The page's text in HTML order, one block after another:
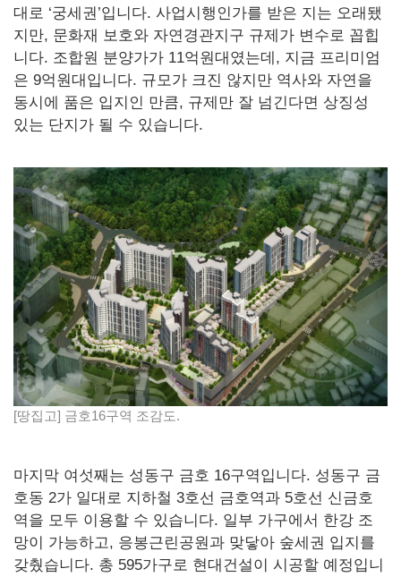
대로 ‘궁세권’입니다. 사업시행인가를 받은 지는 오래됐
지만, 문화재 보호와 자연경관지구 규제가 변수로 꼽힙
니다. 조합원 분양가가 11억원대였는데, 지금 프리미엄
은 9억원대입니다. 규모가 크진 않지만 역사와 자연을
동시에 품은 입지인 만큼, 규제만 잘 넘긴다면 상징성
있는 단지가 될 수 있습니다.
[땅집고] 금호16구역 조감도.
마지막 여섯째는 성동구 금호 16구역입니다. 성동구 금
호동 2가 일대로 지하철 3호선 금호역과 5호선 신금호
역을 모두 이용할 수 있습니다. 일부 가구에서 한강 조
망이 가능하고, 응봉근린공원과 맞닿아 숲세권 입지를
갖췄습니다. 총 595가구로 현대건설이 시공할 예정입니